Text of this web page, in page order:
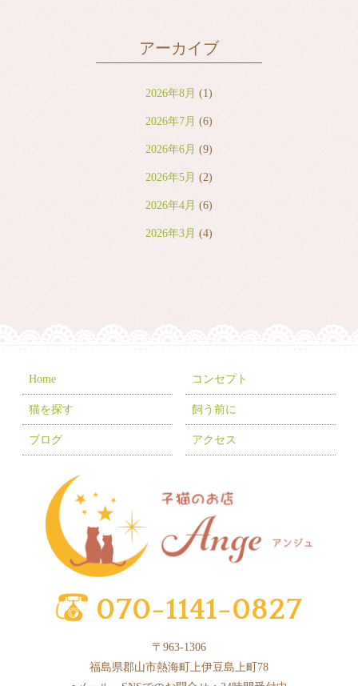
アーカイブ
2026年8月 (1)
2026年7月 (6)
2026年6月 (9)
2026年5月 (2)
2026年4月 (6)
2026年3月 (4)
2025年11月
2025年10月(10)
2025年8月(3)
2025年7月(9)
(10)
2025年4月 (1)
2025年2月 (6)
2024年12月(4)
2024年11月 (3)
Home コンセプト
猫を探す 飼う前に
ブログ アクセス
〒963-1306
福島県郡山市熱海町上伊豆島上町78